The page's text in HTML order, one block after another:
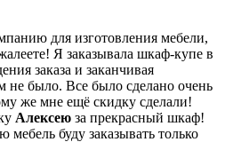
для изготовления мебели,
Я заказывала шкаф-купе в
заказа и заканчивая
не было. Все было сделано очень
же мне ещё скидку сделали!
Алексею за прекрасный шкаф!
мебель буду заказывать только